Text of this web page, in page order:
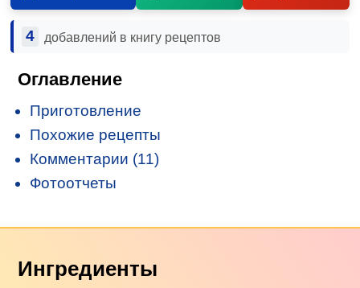
4 добавлений в книгу рецептов
Оглавление
Приготовление
Похожие рецепты
Комментарии (11)
Фотоотчеты
Ингредиенты